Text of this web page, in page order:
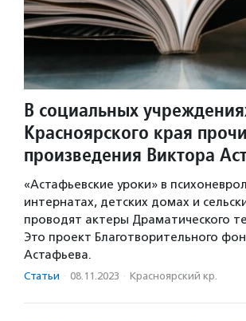
В социальных
Красноярского края
произведения Виктора
«Астафьевские уроки» в
интернатах, детских домах и
проводят актеры Драматического
Это проект Благотворительного
Астафьева.
Статьи · 08.11.2023 · Красноярский кр.